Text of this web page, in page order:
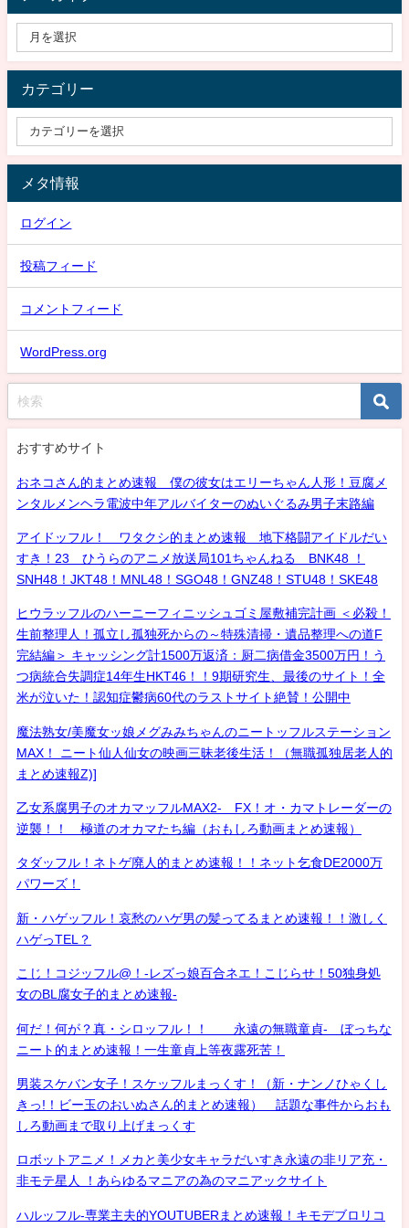
カテゴリー
メタ情報
ログイン
投稿フィード
コメントフィード
WordPress.org
おすすめサイト
おネコさん的まとめ速報 僕の彼女はエリーちゃん人形！豆腐メ
ンタルメンヘラ電波中年アルバイターのぬいぐるみ男子末路編
アイドッフル！ ワタクシ的まとめ速報 地下格闘アイドルだい
すき！23 ひうらのアニメ放送局101ちゃんねる BNK48 ！
SNH48！JKT48！MNL48！SGO48！GNZ48！STU48！SKE48
ヒウラッフルのハーニーフィニッシュゴミ屋敷補完計画 ＜必殺！
生前整理人！孤立し孤独死からの～特殊清掃・遺品整理への道F
完結編＞ キャッシング計1500万返済：厨二病借金3500万円！う
つ病統合失調症14年生HKT46！！9期研究生、最後のサイト！全
米が泣いた！認知症鬱病60代のラストサイト絶賛！公開中
魔法熟女/美魔女ッ娘メグみみちゃんのニートッフルステーション
MAX！ ニート仙人仙女の映画三昧老後生活！（無職孤独居老人的
まとめ速報Z)]
乙女系腐男子のオカマッフルMAX2- FX！オ・カマトレーダーの
逆襲！！ 極道のオカマたち編（おもしろ動画まとめ速報）
タダッフル！ネトゲ廃人的まとめ速報！！ネット乞食DE2000万
パワーズ！
新・ハゲッフル！哀愁のハゲ男の髪ってるまとめ速報！！激しく
ハゲっTEL？
こじ！コジッフル@！-レズっ娘百合ネエ！こじらせ！50独身処
女のBL腐女子的まとめ速報-
何だ！何が？真・シロッフル！！ 永遠の無職童貞- ぼっちな
ニート的まとめ速報！一生童貞上等夜露死苦！
男装スケバン女子！スケッフルまっくす！（新・ナンノひゃくし
きっ!！ビー玉のおいぬさん的まとめ速報） 話題な事件からおも
しろ動画まで取り上げまっくす
ロボットアニメ！メカと美少女キャラだいすき永遠の非リア充・
非モテ星人 ！あらゆるマニアの為のマニアックサイト
ハルッフル-専業主夫的YOUTUBERまとめ速報！キモデブロリコ